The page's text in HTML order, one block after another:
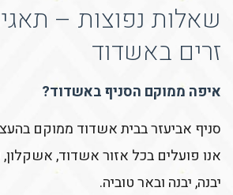
שאלות נפוצות –
זרים באשדוד
איפה ממוקם הסניף באשדוד?
אנו פועלים בכל אזור אשדוד, אשקלון,
יבנה, יבנה ובאר טוביה.